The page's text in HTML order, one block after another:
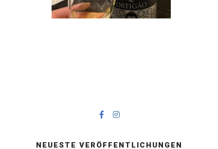
NEUESTE VERÖFFENTLICHUNGEN